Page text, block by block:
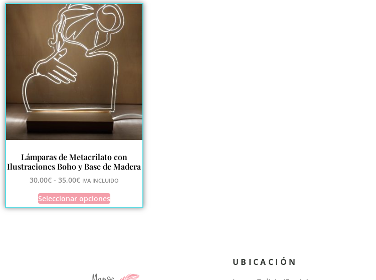
Lámparas de Metacrilato con
Ilustraciones Boho y Base de Madera
30,00€ - 35,00€ IVA INCLUIDO
Seleccionar opciones
UBICACIÓN